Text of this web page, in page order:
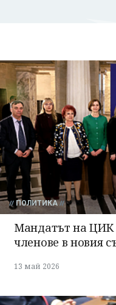
ПОЛИТИКА
Мандатът на ЦИК
членове в новия
13 май 2026